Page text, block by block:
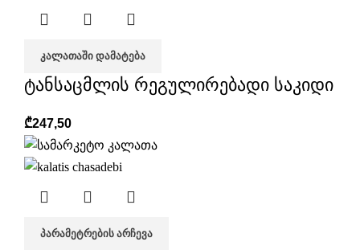
ᲙᲐᲚᲐᲗᲐᲨᲘ ᲓᲐᲛᲐᲢᲔᲑᲐ
ტანსაცმლის რეგულირებადი საკიდი
₾247,50
ᲞᲐᲠᲐᲛᲔᲢᲠᲔᲑᲘᲡ ᲐᲠᲩᲔᲕᲐ